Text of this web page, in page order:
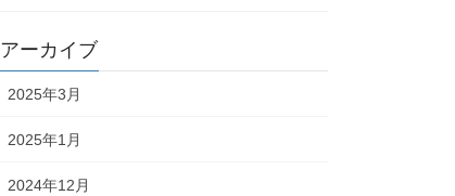
アーカイブ
2025年3月
2025年1月
2024年12月